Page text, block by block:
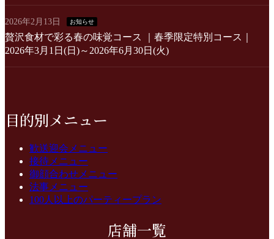
2026年2月13日 お知らせ
贅沢食材で彩る春の味覚コース ｜春季限定特別コース｜
2026年3月1日(日)～2026年6月30日(火)
目的別メニュー
歓送迎会メニュー
接待メニュー
御顔合わせメニュー
法事メニュー
100人以上のパーティープラン
店舗一覧